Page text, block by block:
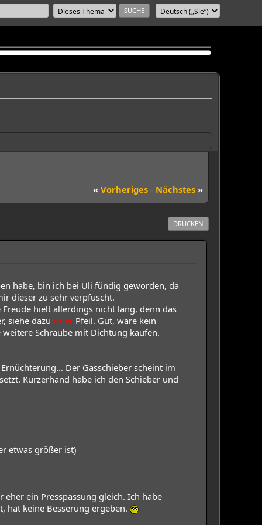
« Vorheriges - Nächstes »
DRUCKEN
habe, bin ich bei Uli fündig geworden, da
dieser zu sehr verpfuscht.
hielt allerdings nicht lang, denn das
siehe dazu roter Pfeil. Gut, wäre kein
Schraube mit Dichtung kaufen.
Der Gasschieber scheint im
Kurzerhand habe ich den Schieber und
etwas größer ist)
eher ein Presspassung gleich. Ich habe
hat keine Besserung ergeben.